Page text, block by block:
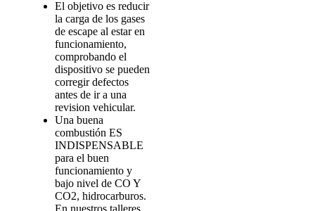
El objetivo es reducir
la carga de los gases
de escape al estar en
funcionamiento,
comprobando el
dispositivo se pueden
corregir defectos
antes de ir a una
revision vehicular.
Una buena
combustión ES
INDISPENSABLE
para el buen
funcionamiento y
bajo nivel de CO Y
CO2, hidrocarburos.
En nuestros talleres